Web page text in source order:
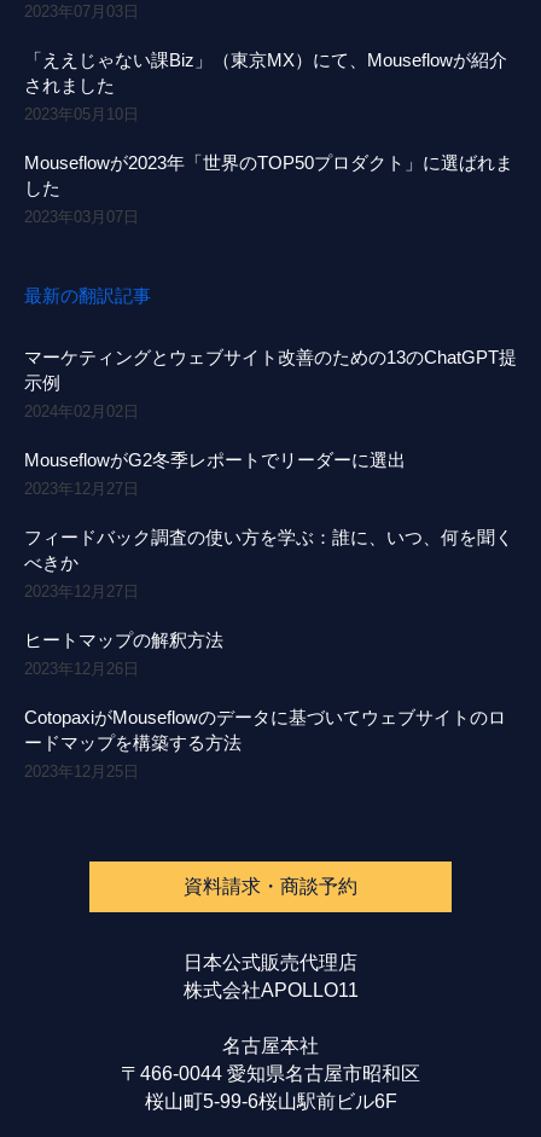
2023年07月03日
「ええじゃない課Biz」（東京MX）にて、Mouseflowが紹介
されました
2023年05月10日
Mouseflowが2023年「世界のTOP50プロダクト」に選ばれま
した
2023年03月07日
最新の翻訳記事
マーケティングとウェブサイト改善のための13のChatGPT提
示例
2024年02月02日
MouseflowがG2冬季レポートでリーダーに選出
2023年12月27日
フィードバック調査の使い方を学ぶ：誰に、いつ、何を聞く
べきか
2023年12月27日
ヒートマップの解釈方法
2023年12月26日
CotopaxiがMouseflowのデータに基づいてウェブサイトのロ
ードマップを構築する方法
2023年12月25日
資料請求・商談予約
日本公式販売代理店
株式会社APOLLO11
名古屋本社
〒466-0044 愛知県名古屋市昭和区
桜山町5-99-6桜山駅前ビル6F